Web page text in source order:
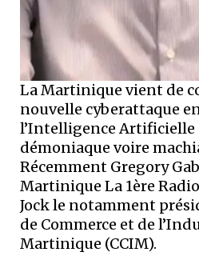
La Martinique vient de
nouvelle cyberattaque
l’Intelligence Artificielle
démoniaque voire
Récemment Gregory
Martinique La 1ère
Jock le notamment
de Commerce et de
Martinique (CCIM).